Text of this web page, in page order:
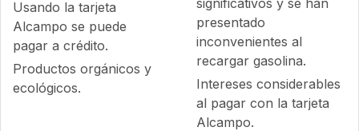
Usando la tarjeta
Alcampo se puede
pagar a crédito.
Productos orgánicos y
ecológicos.
presentado
inconvenientes al
recargar gasolina.
Intereses considerables
al pagar con la tarjeta
Alcampo.